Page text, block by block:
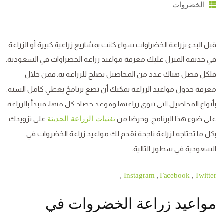
الخضروات
قبل البدء بزراعة الخضراوات سواء كانت بمشاريع زراعية كبيرة أو الزراعة
في حديقة المنزل عليك معرفة مواعيد زراعة الخضراوات في السعودية.
فلكل فصل هناك عدد من المحاصيل تصلح للزراعة به. فمن خلال
معرفة جدول مواعيد الزراعة يمكنك أن تضع برنامجً يغطي كامل السنة.
بأنواع المحاصيل التي تنوي زراعتها وموعد حصاد كل منها، فتبدأ بالزراعة
على ضوء هذا البرنامج. وحرصًا منتقنيات الزراعة الحديثة على تزويدك
بكل ما تحتاجه لزراعة ناجحة نقدم لك مواعيد زراعة الخضروات في
السعودية في سطور التالية..
Instagram Facebook Twitter
مواعيد زراعة الخضروات في